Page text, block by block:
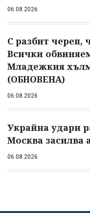
06.08.2026
С разбит череп,
Всички
Младежкия
(ОБНОВЕНА)
06.08.2026
Украйна удари
Москва засилва
06.08.2026